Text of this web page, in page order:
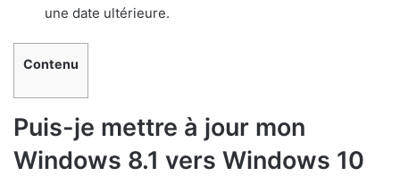
une date ultérieure.
Contenu
Puis-je mettre à jour mon
Windows 8.1 vers Windows 10